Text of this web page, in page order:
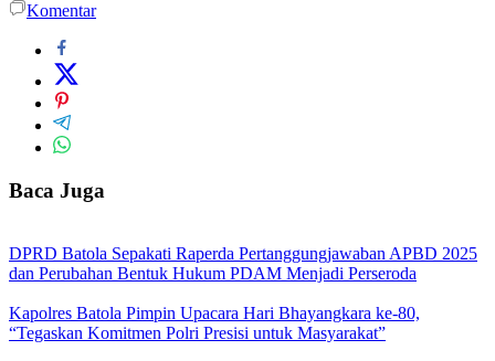
Komentar
Baca Juga
DPRD Batola Sepakati Raperda Pertanggungjawaban APBD 2025
dan Perubahan Bentuk Hukum PDAM Menjadi Perseroda
Kapolres Batola Pimpin Upacara Hari Bhayangkara ke-80,
“Tegaskan Komitmen Polri Presisi untuk Masyarakat”